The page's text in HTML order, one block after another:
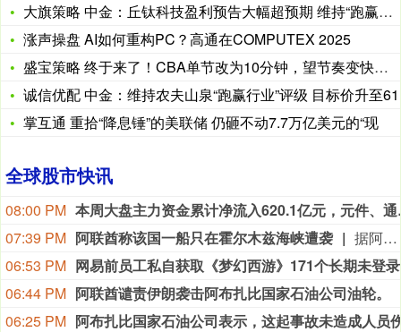
大旗策略 中金：丘钛科技盈利预告大幅超预期 维持“跑赢行业”
涨声操盘 AI如何重构PC？高通在COMPUTEX 2025
盛宝策略 终于来了！CBA单节改为10分钟，望节奏变快，小将
诚信优配 中金：维持农夫山泉“跑赢行业”评级 目标价升至61
掌互通 重拾“降息锤”的美联储 仍砸不动7.7万亿美元的“现
全球股市快讯
08:00 PM
本周大盘主力
07:39 PM 阿联酋称该国一船只在霍尔木兹海峡遭袭
据阿联酋通讯社8月8日报道，阿布扎比国家石油公司证实，该公司一艘船只当天凌晨在通过霍尔木兹海峡时遭导弹袭击。阿布扎比国家石油公司说，袭击未造成人员受伤，目前局面可控。该公司并未提供遭袭船只具体类型、导弹来源以及船只受损情况等更多细节。（新华社）
06:53 PM
06:44 PM 阿联酋谴责伊朗袭击阿布扎比国家石油公司油轮。
06:25 PM